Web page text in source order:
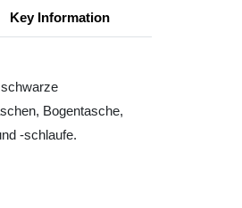
Key Information
Bogentasche,
-schlaufe.